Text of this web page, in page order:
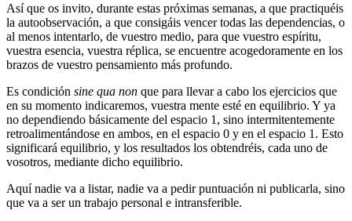
Así que os invito, durante estas próximas semanas, a que practiquéis
la autoobservación, a que consigáis vencer todas las dependencias, o
al menos intentarlo, de vuestro medio, para que vuestro espíritu,
vuestra esencia, vuestra réplica, se encuentre acogedoramente en los
brazos de vuestro pensamiento más profundo.
Es condición sine qua non que para llevar a cabo los ejercicios que
en su momento indicaremos, vuestra mente esté en equilibrio. Y ya
no dependiendo básicamente del espacio 1, sino intermitentemente
retroalimentándose en ambos, en el espacio 0 y en el espacio 1. Esto
significará equilibrio, y los resultados los obtendréis, cada uno de
vosotros, mediante dicho equilibrio.
Aquí nadie va a listar, nadie va a pedir puntuación ni publicarla, sino
que va a ser un trabajo personal e intransferible.